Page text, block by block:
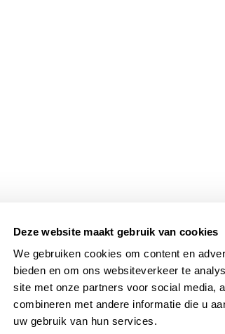
Deze website maakt gebruik van cookies
We gebruiken cookies om content en
bieden en om ons websiteverkeer te
site met onze partners voor social media,
combineren met andere informatie die u
uw gebruik van hun services.